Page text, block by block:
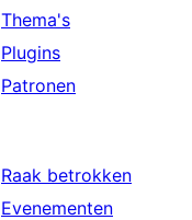
Thema's
Plugins
Patronen
Raak betrokken
Evenementen